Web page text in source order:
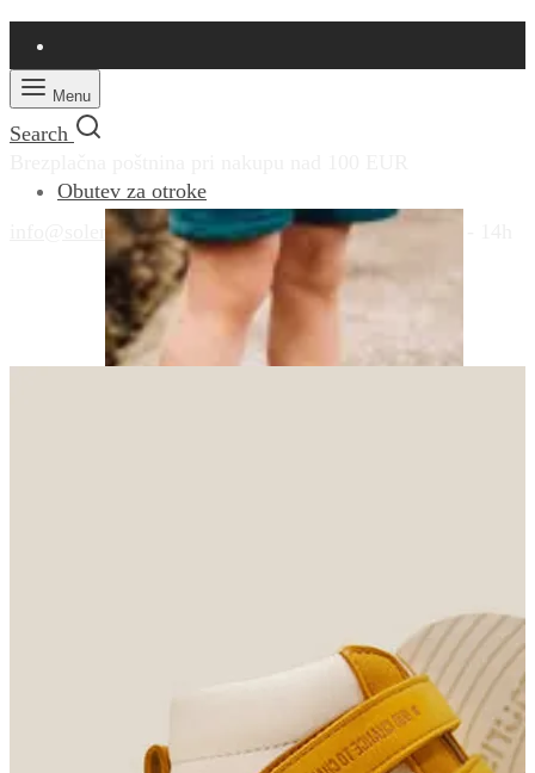
info@solemio.si |+386 41 431 410|Pon - Pet: 9 - 14h
Menu
Search
Obutev za otroke
Bosonog obutev za otroke